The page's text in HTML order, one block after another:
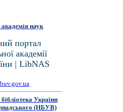
наук
портал
академії
| LibNAS
України
(НБУВ)